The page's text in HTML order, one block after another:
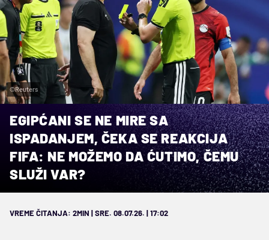
©Reuters
EGIPĆANI SE NE MIRE SA
ISPADANJEM, ČEKA SE REAKCIJA
FIFA: NE MOŽEMO DA ĆUTIMO, ČEMU
SLUŽI VAR?
VREME ČITANJA: 2MIN | SRE. 08.07.26. | 17:02